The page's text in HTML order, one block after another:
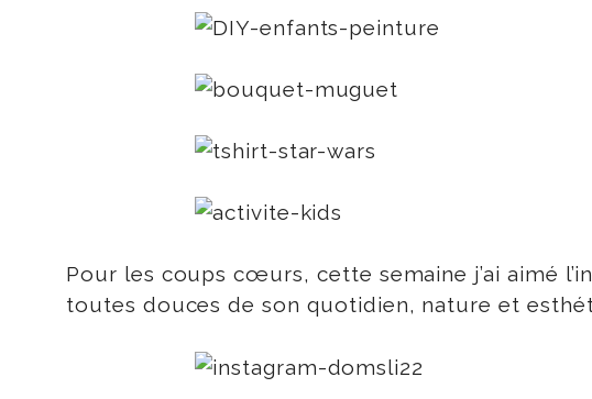
Pour les coups cœurs, cette semaine j’ai aimé
toutes douces de son quotidien, nature et